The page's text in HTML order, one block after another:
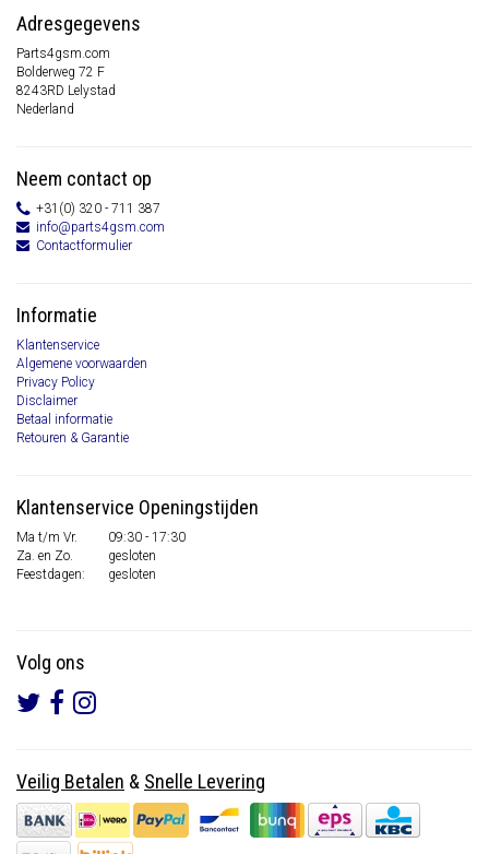
Adresgegevens
Parts4gsm.com
Bolderweg 72 F
8243RD Lelystad
Nederland
Neem contact op
+31(0) 320 - 711 387
info@parts4gsm.com
Contactformulier
Informatie
Klantenservice
Algemene voorwaarden
Privacy Policy
Disclaimer
Betaal informatie
Retouren & Garantie
Klantenservice Openingstijden
Ma t/m Vr.
09:30 - 17:30
Za. en Zo.
gesloten
Feestdagen:
gesloten
Volg ons
Veilig Betalen & Snelle Levering